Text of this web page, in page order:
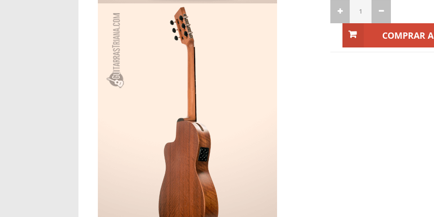
COMPRAR